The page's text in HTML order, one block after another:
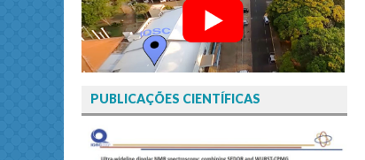
PUBLICAÇÕES CIENTÍFICAS